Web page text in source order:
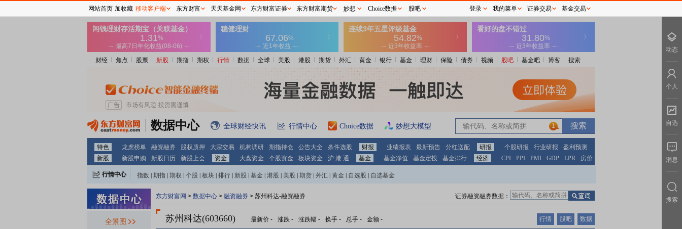
财经 焦点 股票 新股 期指 期权 行情 数据 全球 美股 港股 期货 外汇 黄金 银行 基金 理财 保险 债券 视频 股吧 基金吧 博客 搜索
数据中心 全球财经快讯 行情中心 Choice数据 妙想大模型 1
特色 龙虎榜单 融资融券 股权质押 大宗交易 机构调研 期指持仓 公告大全 条件选股 财报 业绩报表 最新预告 分红送配 研报 个股研报 行业研报
盈利预测
新股
新股申购 新股日历 新股上会 资金 大盘资金 个股资金 板块资金 沪 港 通 基金 基金净值 基金定投 基金排行 经济 CPI PPI PMI GDP LPR 房价
行情中心 指数 期指 期权 个股 板块 排行 新股 基金 港股 美股 期货 外汇 黄金 自选股 自选基金
全景图
东方财富网 > 数据中心 > 融资融券 > 苏州科达-融资融券 证券融资融券数据：
苏州科达(603660) 最新价 - 涨跌 - 涨跌幅 - 换手 - 总手 - 金额 - 行情 股吧 数据
网站首页 加收藏 移动客户端 东方财富 天天基金网 东方财富证券 东方财富期货 妙想 Choice数据 股吧 登录 我的菜单 证券交易 基金交易
动态
个人
自选
消息
搜索